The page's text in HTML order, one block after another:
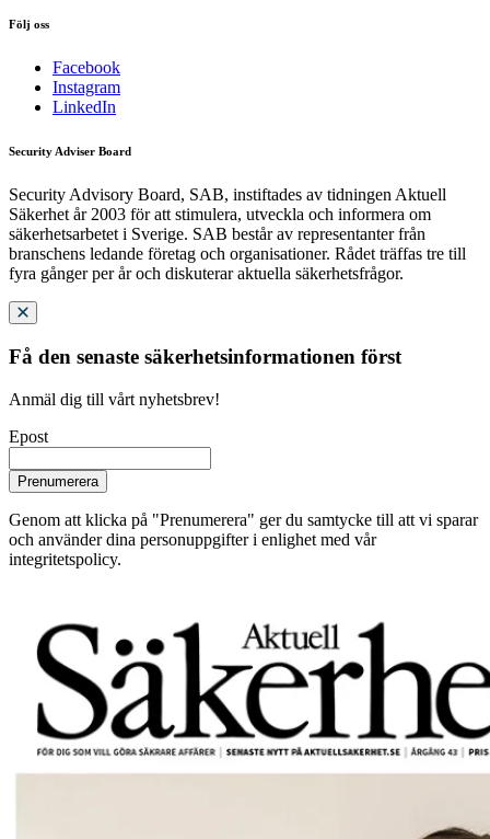
Följ oss
Facebook
Instagram
LinkedIn
Security Adviser Board
Security Advisory Board, SAB, instiftades av tidningen Aktuell
Säkerhet år 2003 för att stimulera, utveckla och informera om
säkerhetsarbetet i Sverige. SAB består av representanter från
branschens ledande företag och organisationer. Rådet träffas tre till
fyra gånger per år och diskuterar aktuella säkerhetsfrågor.
Få den senaste säkerhetsinformationen först
Anmäl dig till vårt nyhetsbrev!
Epost
Prenumerera
Genom att klicka på "Prenumerera" ger du samtycke till att vi sparar
och använder dina personuppgifter i enlighet med vår
integritetspolicy.